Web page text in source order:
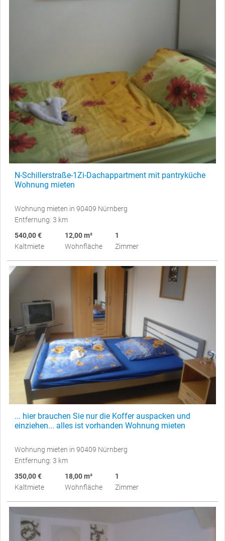
N-Schillerstraße-1Zi-Dachappartment mit pantryküche
Wohnung mieten
Wohnung mieten in 90409 Nürnberg
Entfernung: 3 km
540,00 €
Kaltmiete
12,00 m²
Wohnfläche
1
Zimmer
... hier brauchen Sie nur die Koffer auspacken und
einziehen... alles ist vorhanden Wohnung mieten
Wohnung mieten in 90409 Nürnberg
Entfernung: 3 km
350,00 €
Kaltmiete
18,00 m²
Wohnfläche
1
Zimmer